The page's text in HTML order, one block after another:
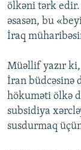
ölkəni tərk edir.
əsasən, bu
İraq
Müəllif yazır
İran büdcəsinə
hökuməti ölkə
subsidiya
susdurmaq